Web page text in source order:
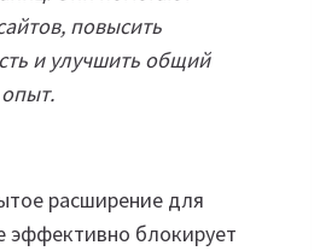
повысить
и улучшить общий
расширение для
эффективно блокирует